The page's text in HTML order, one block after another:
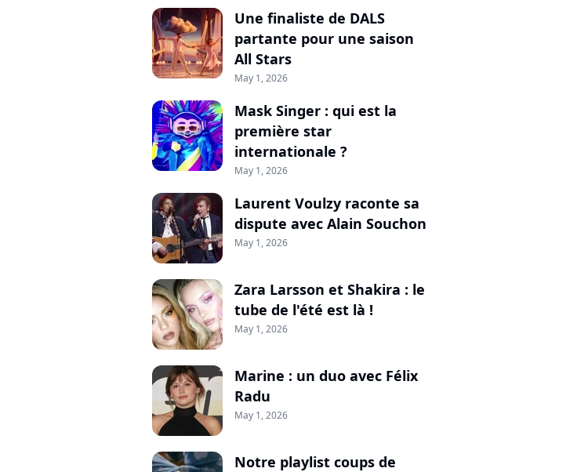
Une finaliste de DALS
partante pour une saison
All Stars
May 1, 2026
Mask Singer : qui est la
première star
internationale ?
May 1, 2026
Laurent Voulzy raconte sa
dispute avec Alain Souchon
May 1, 2026
Zara Larsson et Shakira : le
tube de l'été est là !
May 1, 2026
Marine : un duo avec Félix
Radu
May 1, 2026
Notre playlist coups de